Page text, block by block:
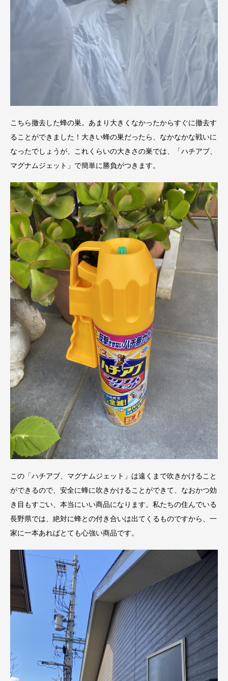
こちら撤去した蜂の巣。あまり大きくなかったからすぐに撤去す
ることができました！大きい蜂の巣だったら、なかなかな戦いに
なったでしょうが、これくらいの大きさの巣では、「ハチアブ、
マグナムジェット」で簡単に勝負がつきます。
この「ハチアブ、マグナムジェット」は遠くまで吹きかけること
ができるので、安全に蜂に吹きかけることができて、なおかつ効
き目もすごい、本当にいい商品になります。私たちの住んでいる
長野県では、絶対に蜂との付き合いは出てくるものですから、一
家に一本あればとても心強い商品です。